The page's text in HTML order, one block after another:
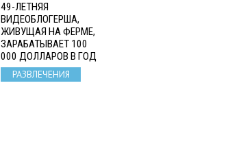
49-ЛЕТНЯЯ
ВИДЕОБЛОГЕРША,
ЖИВУЩАЯ НА ФЕРМЕ,
ЗАРАБАТЫВАЕТ 100
000 ДОЛЛАРОВ В ГОД
РАЗВЛЕЧЕНИЯ